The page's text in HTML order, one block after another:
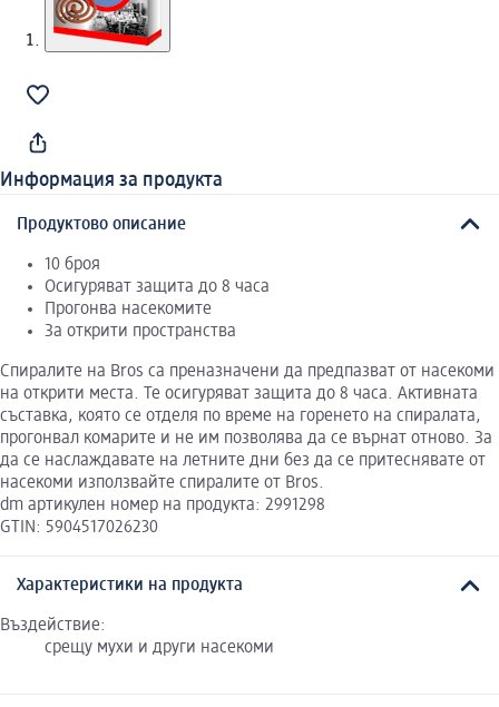
Информация за продукта
Продуктово описание
10 броя
Осигуряват защита до 8 часа
Прогонва насекомите
За открити пространства
Спиралите на Bros са преназначени да предпазват от насекоми
на открити места. Те осигуряват защита до 8 часа. Активната
съставка, която се отделя по време на горенето на спиралата,
прогонвал комарите и не им позволява да се върнат отново. За
да се наслаждавате на летните дни без да се притеснявате от
насекоми използвайте спиралите от Bros.
dm артикулен номер на продукта: 2991298
GTIN: 5904517026230
Характеристики на продукта
Въздействие:
срещу мухи и други насекоми